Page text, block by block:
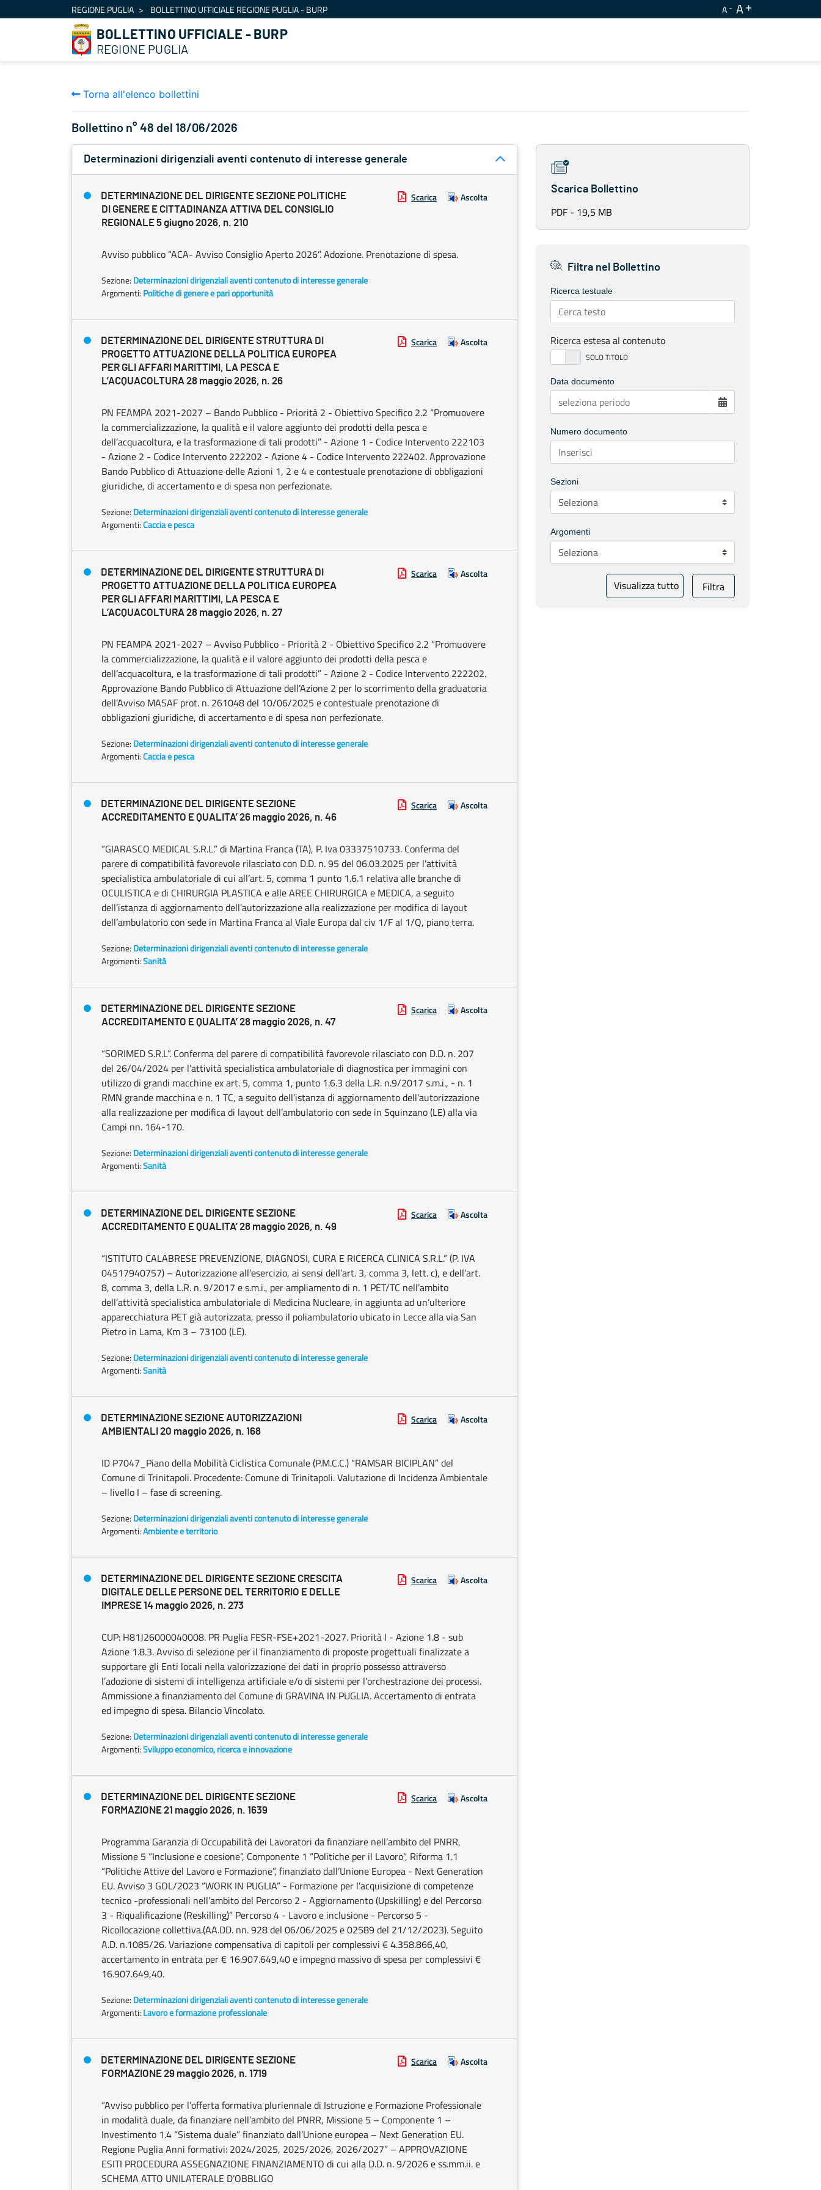
Salta al contenutoREGIONE PUGLIA BOLLETTINO UFFICIALE REGIONE PUGLIA - BURP A A
BOLLETTINO UFFICIALE - BURP
REGIONE PUGLIA
Torna all'elenco bollettini
Bollettino n° 48 del 18/06/2026
Determinazioni dirigenziali aventi contenuto di interesse generale
DETERMINAZIONE DEL DIRIGENTE SEZIONE POLITICHE
DI GENERE E CITTADINANZA ATTIVA DEL CONSIGLIO
REGIONALE 5 giugno 2026, n. 210
Scarica Ascolta
Avviso pubblico “ACA- Avviso Consiglio Aperto 2026”. Adozione. Prenotazione di spesa.
Sezione: Determinazioni dirigenziali aventi contenuto di interesse generale
Argomenti: Politiche di genere e pari opportunità
DETERMINAZIONE DEL DIRIGENTE STRUTTURA DI
PROGETTO ATTUAZIONE DELLA POLITICA EUROPEA
PER GLI AFFARI MARITTIMI, LA PESCA E
L’ACQUACOLTURA 28 maggio 2026, n. 26
Scarica Ascolta
PN FEAMPA 2021-2027 – Bando Pubblico - Priorità 2 - Obiettivo Specifico 2.2 “Promuovere
la commercializzazione, la qualità e il valore aggiunto dei prodotti della pesca e
dell’acquacoltura, e la trasformazione di tali prodotti” - Azione 1 - Codice Intervento 222103
- Azione 2 - Codice Intervento 222202 - Azione 4 - Codice Intervento 222402. Approvazione
Bando Pubblico di Attuazione delle Azioni 1, 2 e 4 e contestuale prenotazione di obbligazioni
giuridiche, di accertamento e di spesa non perfezionate.
Sezione: Determinazioni dirigenziali aventi contenuto di interesse generale
Argomenti:Caccia e pesca
DETERMINAZIONE DEL DIRIGENTE STRUTTURA DI
PROGETTO ATTUAZIONE DELLA POLITICA EUROPEA
PER GLI AFFARI MARITTIMI, LA PESCA E
L’ACQUACOLTURA 28 maggio 2026, n. 27
Scarica Ascolta
PN FEAMPA 2021-2027 – Avviso Pubblico - Priorità 2 - Obiettivo Specifico 2.2 “Promuovere
la commercializzazione, la qualità e il valore aggiunto dei prodotti della pesca e
dell’acquacoltura, e la trasformazione di tali prodotti” - Azione 2 - Codice Intervento 222202.
Approvazione Bando Pubblico di Attuazione dell’Azione 2 per lo scorrimento della graduatoria
dell’Avviso MASAF prot. n. 261048 del 10/06/2025 e contestuale prenotazione di
obbligazioni giuridiche, di accertamento e di spesa non perfezionate.
Sezione: Determinazioni dirigenziali aventi contenuto di interesse generale
Argomenti:Caccia e pesca
DETERMINAZIONE DEL DIRIGENTE SEZIONE
ACCREDITAMENTO E QUALITA’ 26 maggio 2026, n. 46
Scarica Ascolta
“GIARASCO MEDICAL S.R.L.” di Martina Franca (TA), P. Iva 03337510733. Conferma del
parere di compatibilità favorevole rilasciato con D.D. n. 95 del 06.03.2025 per l’attività
specialistica ambulatoriale di cui all’art. 5, comma 1 punto 1.6.1 relativa alle branche di
OCULISTICA e di CHIRURGIA PLASTICA e alle AREE CHIRURGICA e MEDICA, a seguito
dell’istanza di aggiornamento dell’autorizzazione alla realizzazione per modifica di layout
dell’ambulatorio con sede in Martina Franca al Viale Europa dal civ 1/F al 1/Q, piano terra.
Sezione: Determinazioni dirigenziali aventi contenuto di interesse generale
Argomenti:Sanità
DETERMINAZIONE DEL DIRIGENTE SEZIONE
ACCREDITAMENTO E QUALITA’ 28 maggio 2026, n. 47
Scarica Ascolta
“SORIMED S.R.L”. Conferma del parere di compatibilità favorevole rilasciato con D.D. n. 207
del 26/04/2024 per l’attività specialistica ambulatoriale di diagnostica per immagini con
utilizzo di grandi macchine ex art. 5, comma 1, punto 1.6.3 della L.R. n.9/2017 s.m.i., - n. 1
RMN grande macchina e n. 1 TC, a seguito dell’istanza di aggiornamento dell’autorizzazione
alla realizzazione per modifica di layout dell’ambulatorio con sede in Squinzano (LE) alla via
Campi nn. 164-170.
Sezione: Determinazioni dirigenziali aventi contenuto di interesse generale
Argomenti:Sanità
DETERMINAZIONE DEL DIRIGENTE SEZIONE
ACCREDITAMENTO E QUALITA’ 28 maggio 2026, n. 49
Scarica Ascolta
“ISTITUTO CALABRESE PREVENZIONE, DIAGNOSI, CURA E RICERCA CLINICA S.R.L.” (P. IVA
04517940757) – Autorizzazione all’esercizio, ai sensi dell’art. 3, comma 3, lett. c), e dell’art.
8, comma 3, della L.R. n. 9/2017 e s.m.i., per ampliamento di n. 1 PET/TC nell’ambito
dell’attività specialistica ambulatoriale di Medicina Nucleare, in aggiunta ad un’ulteriore
apparecchiatura PET già autorizzata, presso il poliambulatorio ubicato in Lecce alla via San
Pietro in Lama, Km 3 – 73100 (LE).
Sezione: Determinazioni dirigenziali aventi contenuto di interesse generale
Argomenti:Sanità
DETERMINAZIONE SEZIONE AUTORIZZAZIONI
AMBIENTALI 20 maggio 2026, n. 168
Scarica Ascolta
ID P7047_Piano della Mobilità Ciclistica Comunale (P.M.C.C.) “RAMSAR BICIPLAN” del
Comune di Trinitapoli. Procedente: Comune di Trinitapoli. Valutazione di Incidenza Ambientale
– livello I – fase di screening.
Sezione: Determinazioni dirigenziali aventi contenuto di interesse generale
Argomenti:Ambiente e territorio
DETERMINAZIONE DEL DIRIGENTE SEZIONE CRESCITA
DIGITALE DELLE PERSONE DEL TERRITORIO E DELLE
IMPRESE 14 maggio 2026, n. 273
Scarica Ascolta
CUP: H81J26000040008. PR Puglia FESR-FSE+2021-2027. Priorità I - Azione 1.8 - sub
Azione 1.8.3. Avviso di selezione per il finanziamento di proposte progettuali finalizzate a
supportare gli Enti locali nella valorizzazione dei dati in proprio possesso attraverso
l’adozione di sistemi di intelligenza artificiale e/o di sistemi per l’orchestrazione dei processi.
Ammissione a finanziamento del Comune di GRAVINA IN PUGLIA. Accertamento di entrata
ed impegno di spesa. Bilancio Vincolato.
Sezione: Determinazioni dirigenziali aventi contenuto di interesse generale
Argomenti:Sviluppo economico, ricerca e innovazione
DETERMINAZIONE DEL DIRIGENTE SEZIONE
FORMAZIONE 21 maggio 2026, n. 1639
Scarica Ascolta
Programma Garanzia di Occupabilità dei Lavoratori da finanziare nell’ambito del PNRR,
Missione 5 “Inclusione e coesione”, Componente 1 “Politiche per il Lavoro”, Riforma 1.1
“Politiche Attive del Lavoro e Formazione”, finanziato dall’Unione Europea - Next Generation
EU. Avviso 3 GOL/2023 “WORK IN PUGLIA” - Formazione per l’acquisizione di competenze
tecnico -professionali nell’ambito del Percorso 2 - Aggiornamento (Upskilling) e del Percorso
3 - Riqualificazione (Reskilling)” Percorso 4 - Lavoro e inclusione - Percorso 5 -
Ricollocazione collettiva.(AA.DD. nn. 928 del 06/06/2025 e 02589 del 21/12/2023). Seguito
A.D. n.1085/26. Variazione compensativa di capitoli per complessivi € 4.358.866,40,
accertamento in entrata per € 16.907.649,40 e impegno massivo di spesa per complessivi €
16.907.649,40.
Sezione: Determinazioni dirigenziali aventi contenuto di interesse generale
Argomenti: Lavoro e formazione professionale
DETERMINAZIONE DEL DIRIGENTE SEZIONE
FORMAZIONE 29 maggio 2026, n. 1719
Scarica Ascolta
“Avviso pubblico per l’offerta formativa pluriennale di Istruzione e Formazione Professionale
in modalità duale, da finanziare nell’ambito del PNRR, Missione 5 – Componente 1 –
Investimento 1.4 “Sistema duale” finanziato dall’Unione europea – Next Generation EU.
Regione Puglia Anni formativi: 2024/2025, 2025/2026, 2026/2027” – APPROVAZIONE
ESITI PROCEDURA ASSEGNAZIONE FINANZIAMENTO di cui alla D.D. n. 9/2026 e ss.mm.ii. e
SCHEMA ATTO UNILATERALE D’OBBLIGO
Scarica Bollettino
PDF - 19,5 MB
Filtra nel Bollettino
Ricerca testuale
Ricerca estesa al contenuto
Data documento
Numero documento
Sezioni
Argomenti
Visualizza tutto Filtra